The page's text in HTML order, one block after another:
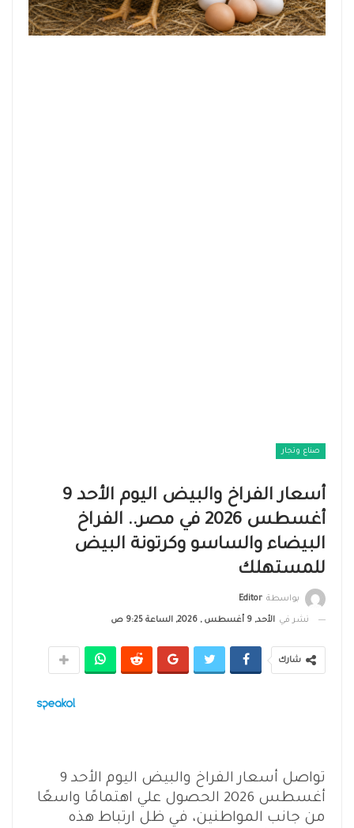
صناع وتجار
أسعار الفراخ والبيض اليوم الأحد 9
أغسطس 2026 في مصر.. الفراخ
البيضاء والساسو وكرتونة البيض
للمستهلك
بواسطة Editor
نشر في الأحد, 9 أغسطس , 2026, الساعة 9:25 ص
شارك
تواصل أسعار الفراخ والبيض اليوم الأحد 9
أغسطس 2026 الحصول علي اهتمامًا واسعًا
من جانب المواطنين، في ظل ارتباط هذه